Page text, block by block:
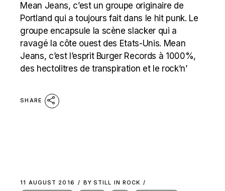
Mean Jeans, c’est un groupe originaire de
Portland qui a toujours fait dans le hit punk. Le
groupe encapsule la scène slacker qui a
ravagé la côte ouest des Etats-Unis. Mean
Jeans, c’est l’esprit Burger Records à 1000%,
des hectolitres de transpiration et le rock’n’
SHARE
11 AUGUST 2016 BY STILL IN ROCK